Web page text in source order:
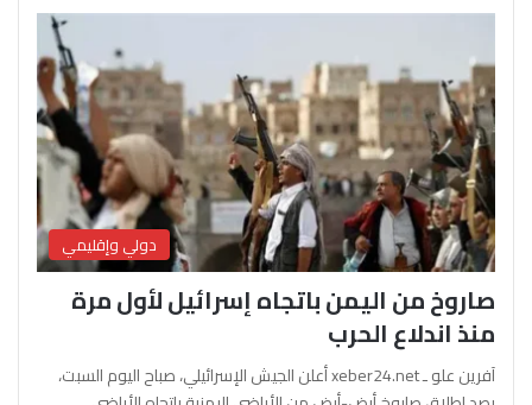
دولي وإقليمي
صاروخ من اليمن باتجاه إسرائيل لأول مرة
منذ اندلاع الحرب
آفرين علو ـ xeber24.net أعلن الجيش الإسرائيلي، صباح اليوم السبت،